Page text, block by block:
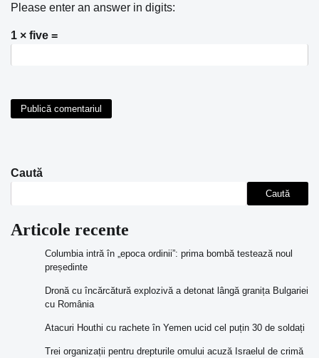
Please enter an answer in digits:
1 × five =
Caută
Caută
Articole recente
Columbia intră în „epoca ordinii”: prima bombă testează noul
președinte
Dronă cu încărcătură explozivă a detonat lângă granița Bulgariei
cu România
Atacuri Houthi cu rachete în Yemen ucid cel puțin 30 de soldați
Trei organizații pentru drepturile omului acuză Israelul de crimă